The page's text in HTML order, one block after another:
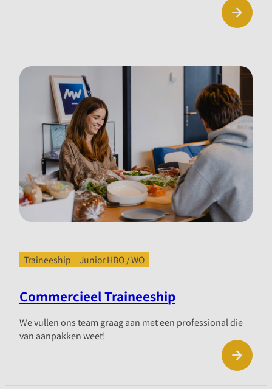
Traineeship Junior HBO / WO
Commercieel Traineeship
We vullen ons team graag aan met een professional die
van aanpakken weet!